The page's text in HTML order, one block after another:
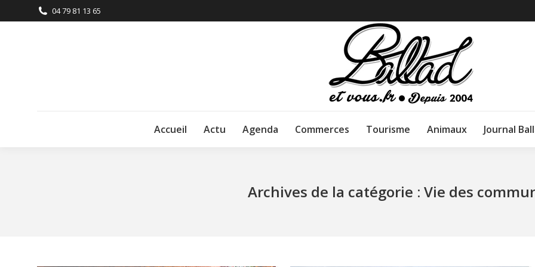
04 79 81 13 65
Accueil Actu Agenda Commerces Tourisme Animaux Journal
Archives de la catégorie : Vie des